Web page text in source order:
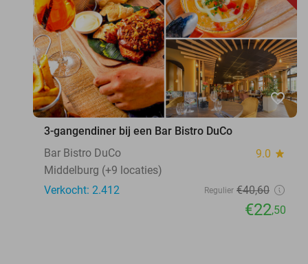
favorite_border
3-gangendiner bij een Bar Bistro DuCo
Bar Bistro DuCo
9.0 star
Middelburg (+9 locaties)
Verkocht: 2.412
Regulier €40,60
€22,50